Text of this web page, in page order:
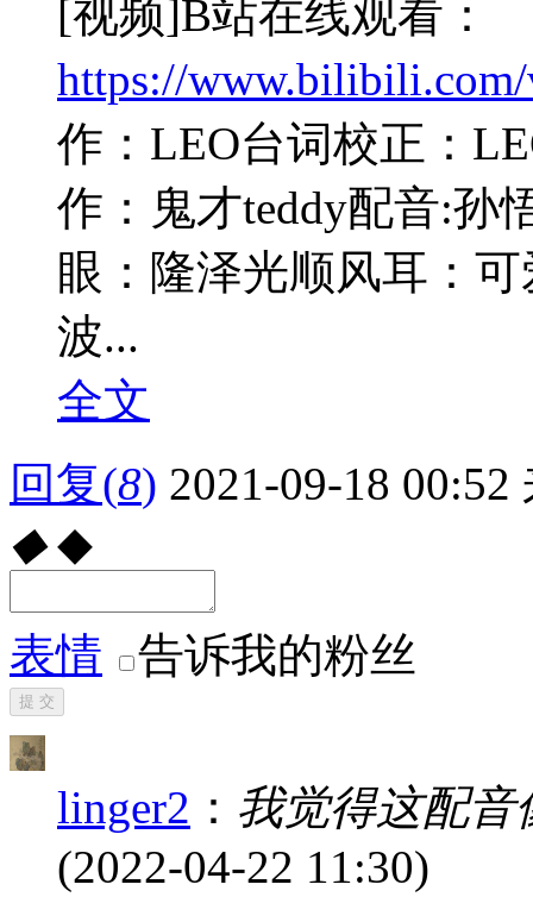
[视频]B站在线观看：
https://
作：LEO台词校正：
作：鬼才teddy配音:孙
眼：隆泽光顺风耳：
波...
全文
回复(8) 2021-09-18 00:52
◆ ◆
表情 告诉我的粉丝
提 交
linger2 ： 我觉得这配音
(2022-04-22 11:30)